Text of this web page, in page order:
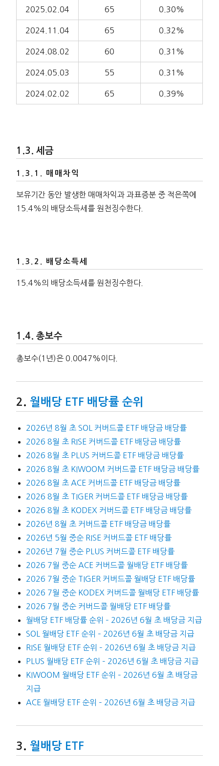
2025.02.04 65 0.30%
2024.11.04 65 0.32%
2024.08.02 60 0.31%
2024.05.03 55 0.31%
2024.02.02 65 0.39%
세금
매매차익
보유기간 동안 발생한 매매차익과 과표증분 중 적은쪽에
15.4%의 배당소득세를 원천징수한다.
배당소득세
15.4%의 배당소득세를 원천징수한다.
총보수
총보수(1년)은 0.0047%이다.
월배당 ETF 배당률 순위
2026년 8월 초 SOL 커버드콜 ETF 배당금 배당률
2026 8월 초 RISE 커버드콜 ETF 배당금 배당률
2026 8월 초 PLUS 커버드콜 ETF 배당금 배당률
2026 8월 초 KIWOOM 커버드콜 ETF 배당금 배당률
2026 8월 초 ACE 커버드콜 ETF 배당금 배당률
2026 8월 초 TIGER 커버드콜 ETF 배당금 배당률
2026 8월 초 KODEX 커버드콜 ETF 배당금 배당률
2026년 8월 초 커버드콜 ETF 배당금 배당률
2026년 5월 중순 RISE 커버드콜 ETF 배당률
2026년 7월 중순 PLUS 커버드콜 ETF 배당률
2026 7월 중순 ACE 커버드콜 월배당 ETF 배당률
2026 7월 중순 TIGER 커버드콜 월배당 ETF 배당률
2026 7월 중순 KODEX 커버드콜 월배당 ETF 배당률
2026 7월 중순 커버드콜 월배당 ETF 배당률
월배당 ETF 배당률 순위 – 2026년 6월 초 배당금 지급
SOL 월배당 ETF 순위 – 2026년 6월 초 배당금 지급
RISE 월배당 ETF 순위 – 2026년 6월 초 배당금 지급
PLUS 월배당 ETF 순위 – 2026년 6월 초 배당금 지급
KIWOOM 월배당 ETF 순위 – 2026년 6월 초 배당금
지급
ACE 월배당 ETF 순위 – 2026년 6월 초 배당금 지급
월배당 ETF